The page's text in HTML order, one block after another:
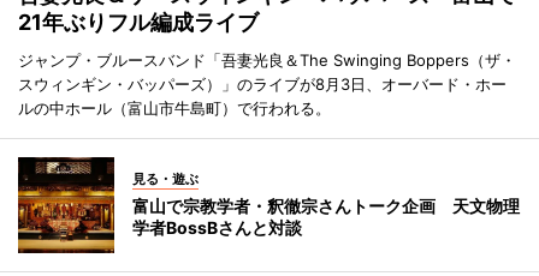
21年ぶりフル編成ライブ
ジャンプ・ブルースバンド「吾妻光良＆The Swinging Boppers（ザ・
スウィンギン・バッパーズ）」のライブが8月3日、オーバード・ホー
ルの中ホール（富山市牛島町）で行われる。
見る・遊ぶ
富山で宗教学者・釈徹宗さんトーク企画 天文物理
学者BossBさんと対談